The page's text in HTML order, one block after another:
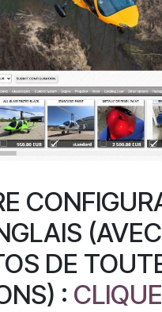
DE
: